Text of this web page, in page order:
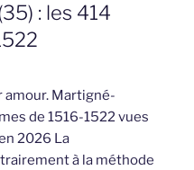
: les 414
amour. Martigné-
de 1516-1522 vues
2026 La
à la méthode